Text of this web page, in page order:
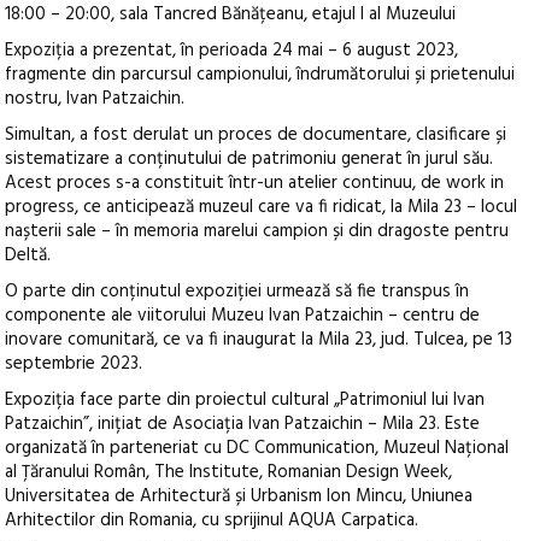
18:00 – 20:00, sala Tancred Bănățeanu, etajul I al Muzeului
Expoziția a prezentat, în perioada 24 mai – 6 august 2023,
fragmente din parcursul campionului, îndrumătorului și prietenului
nostru, Ivan Patzaichin.
Simultan, a fost derulat un proces de documentare, clasificare și
sistematizare a conținutului de patrimoniu generat în jurul său.
Acest proces s-a constituit într-un atelier continuu, de work in
progress, ce anticipează muzeul care va fi ridicat, la Mila 23 – locul
nașterii sale – în memoria marelui campion și din dragoste pentru
Deltă.
O parte din conținutul expoziției urmează să fie transpus în
componente ale viitorului Muzeu Ivan Patzaichin – centru de
inovare comunitară, ce va fi inaugurat la Mila 23, jud. Tulcea, pe 13
septembrie 2023.
Expoziția face parte din proiectul cultural „Patrimoniul lui Ivan
Patzaichin”, inițiat de Asociația Ivan Patzaichin – Mila 23. Este
organizată în parteneriat cu DC Communication, Muzeul Național
al Țăranului Român, The Institute, Romanian Design Week,
Universitatea de Arhitectură și Urbanism Ion Mincu, Uniunea
Arhitectilor din Romania, cu sprijinul AQUA Carpatica.